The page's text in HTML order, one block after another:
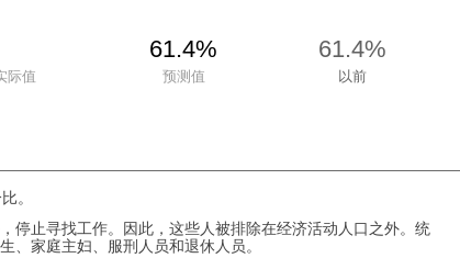
61.4% 61.4%
际值 预测值 以前
。
停止寻找工作。因此，这些人被排除在经济活动人口之外。统
、家庭主妇、服刑人员和退休人员。